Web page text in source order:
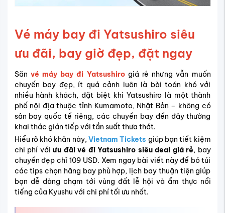
Vé máy bay đi Yatsushiro siêu
ưu đãi, bay giờ đẹp, đặt ngay
Săn vé máy bay đi Yatsushirogiá rẻ nhưng vẫn muốn
chuyến bay đẹp, ít quá cảnh luôn là bài toán khó với
nhiều hành khách, đặt biệt khi Yatsushiro là một thành
phố nội địa thuộc tỉnh Kumamoto, Nhật Bản – không có
sân bay quốc tế riêng, các chuyến bay đến đây thường
khai thác gián tiếp với tần suất thưa thớt.
Hiểu rõ khó khăn này,Vietnam Tickets giúp bạn tiết kiệm
chi phí với ưu đãi vé đi Yatsushiro siêu deal giá rẻ, bay
chuyến đẹp chỉ 109 USD. Xem ngay bài viết này để bỏ túi
các tips chọn hãng bay phù hợp, lịch bay thuận tiện giúp
bạn dễ dàng chạm tới vùng đất lễ hội và ẩm thực nổi
tiếng của Kyushu với chi phí tối ưu nhất.